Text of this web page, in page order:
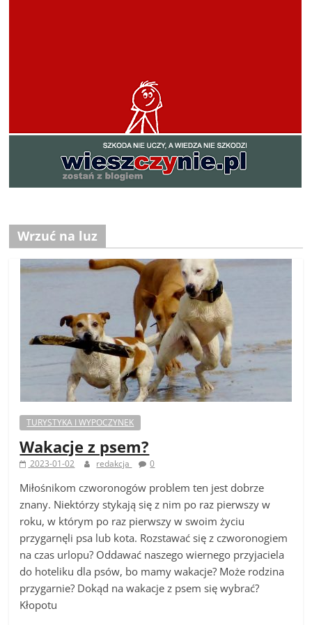
Wrzuć na luz
TURYSTYKA I WYPOCZYNEK
Wakacje z psem?
2023-01-02 redakcja 0
Miłośnikom czworonogów problem ten jest dobrze
znany. Niektórzy stykają się z nim po raz pierwszy w
roku, w którym po raz pierwszy w swoim życiu
przygarnęli psa lub kota. Rozstawać się z czworonogiem
na czas urlopu? Oddawać naszego wiernego przyjaciela
do hoteliku dla psów, bo mamy wakacje? Może rodzina
przygarnie? Dokąd na wakacje z psem się wybrać?
Kłopotu